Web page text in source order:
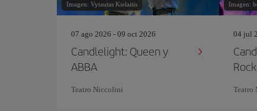
Imagen: Vytautas Kielaitis
07 ago 2026 - 09 oct 2026
Candlelight: Queen y
ABBA
Teatro Niccolini
Imagen:
04 jul
Rock
Teatro